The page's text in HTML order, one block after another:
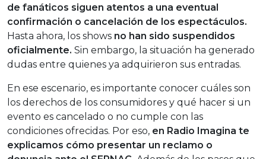
de fanáticos siguen atentos a una eventual
confirmación o cancelación de los espectáculos.
Hasta ahora, los shows no han sido suspendidos
oficialmente. Sin embargo, la situación ha generado
dudas entre quienes ya adquirieron sus entradas.
En ese escenario, es importante conocer cuáles son
los derechos de los consumidores y qué hacer si un
evento es cancelado o no cumple con las
condiciones ofrecidas. Por eso, en Radio Imagina te
explicamos cómo presentar un reclamo o